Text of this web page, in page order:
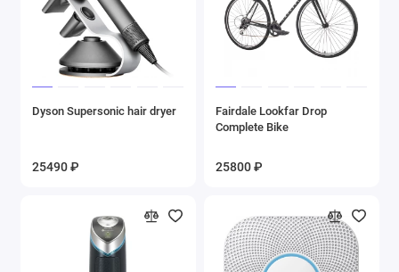
Dyson Supersonic hair dryer
25490 ₽
Fairdale Lookfar Drop
Complete Bike
25800 ₽